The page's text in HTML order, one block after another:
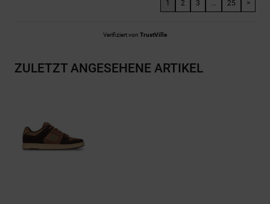
1 2 3 ... 25 >
Verifiziert von TrustVille
ZULETZT ANGESEHENE ARTIKEL